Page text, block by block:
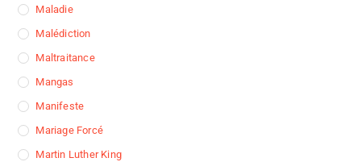
Maladie
Malédiction
Maltraitance
Mangas
Manifeste
Mariage Forcé
Martin Luther King